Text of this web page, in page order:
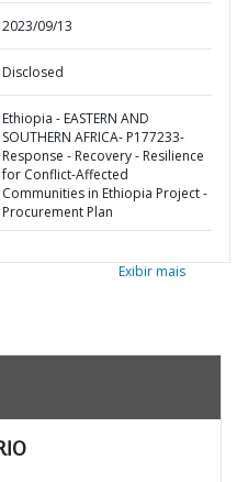
2023/09/13
Disclosed
Ethiopia - EASTERN AND
SOUTHERN AFRICA- P177233-
Response - Recovery - Resilience
for Conflict-Affected
Communities in Ethiopia Project -
Procurement Plan
Exibir mais